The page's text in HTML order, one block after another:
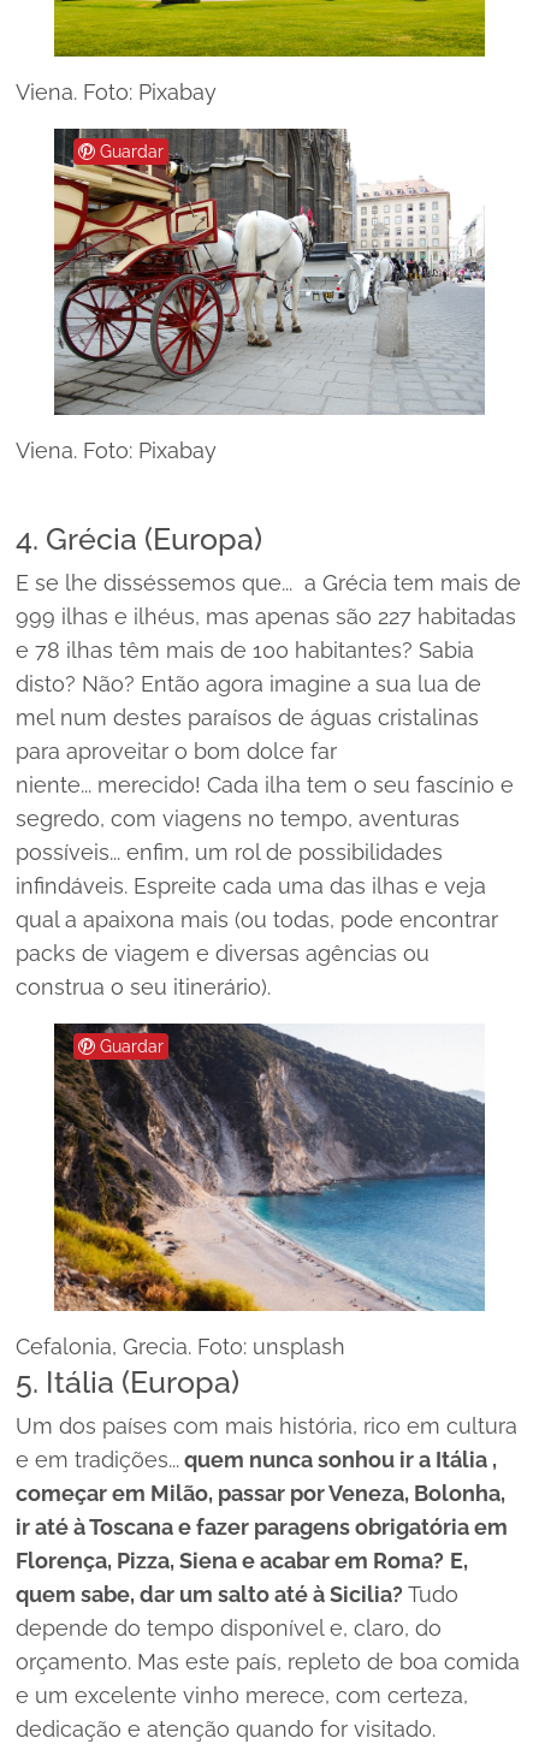
Viena. Foto: Pixabay
Guardar
Viena. Foto: Pixabay
4. Grécia (Europa)
E se lhe disséssemos que... a Grécia tem mais de
999 ilhas e ilhéus, mas apenas são 227 habitadas
e 78 ilhas têm mais de 100 habitantes? Sabia
disto? Não? Então agora imagine a sua lua de
mel num destes paraísos de águas cristalinas
para aproveitar o bom dolce far
niente... merecido! Cada ilha tem o seu fascínio e
segredo, com viagens no tempo, aventuras
possíveis... enfim, um rol de possibilidades
infindáveis. Espreite cada uma das ilhas e veja
qual a apaixona mais (ou todas, pode encontrar
packs de viagem e diversas agências ou
construa o seu itinerário).
Guardar
Cefalonia, Grecia. Foto: unsplash
5. Itália (Europa)
Um dos países com mais história, rico em cultura
e em tradições...quem nunca sonhou ir a Itália ,
começar em Milão, passar por Veneza, Bolonha,
ir até à Toscana e fazer paragens obrigatória em
Florença, Pizza, Siena e acabar em Roma? E,
quem sabe, dar um salto até à Sicilia? Tudo
depende do tempo disponível e, claro, do
orçamento. Mas este país, repleto de boa comida
e um excelente vinho merece, com certeza,
dedicação e atenção quando for visitado.